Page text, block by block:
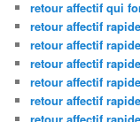
retour affectif qui
retour affectif rapide
retour affectif
retour affectif
retour affectif
retour affectif